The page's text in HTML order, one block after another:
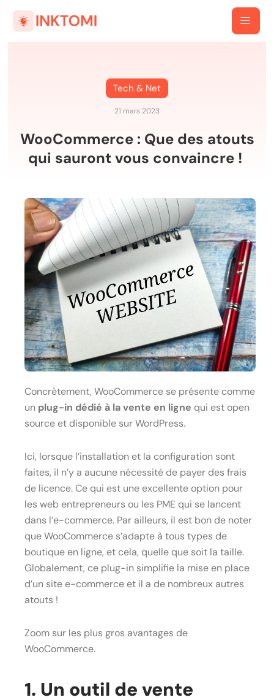
Tech & Net
21 mars 2023
WooCommerce : Que des atouts
qui sauront vous convaincre !
Concrètement, WooCommerce se présente comme
un plug-in dédié à la vente en ligne qui est open
source et disponible sur WordPress.
Ici, lorsque l’installation et la configuration sont
faites, il n’y a aucune nécessité de payer des frais
de licence. Ce qui est une excellente option pour
les web entrepreneurs ou les PME qui se lancent
dans l’e-commerce. Par ailleurs, il est bon de noter
que WooCommerce s’adapte à tous types de
boutique en ligne, et cela, quelle que soit la taille.
Globalement, ce plug-in simplifie la mise en place
d’un site e-commerce et il a de nombreux autres
atouts !
Zoom sur les plus gros avantages de
WooCommerce.
1. Un outil de vente